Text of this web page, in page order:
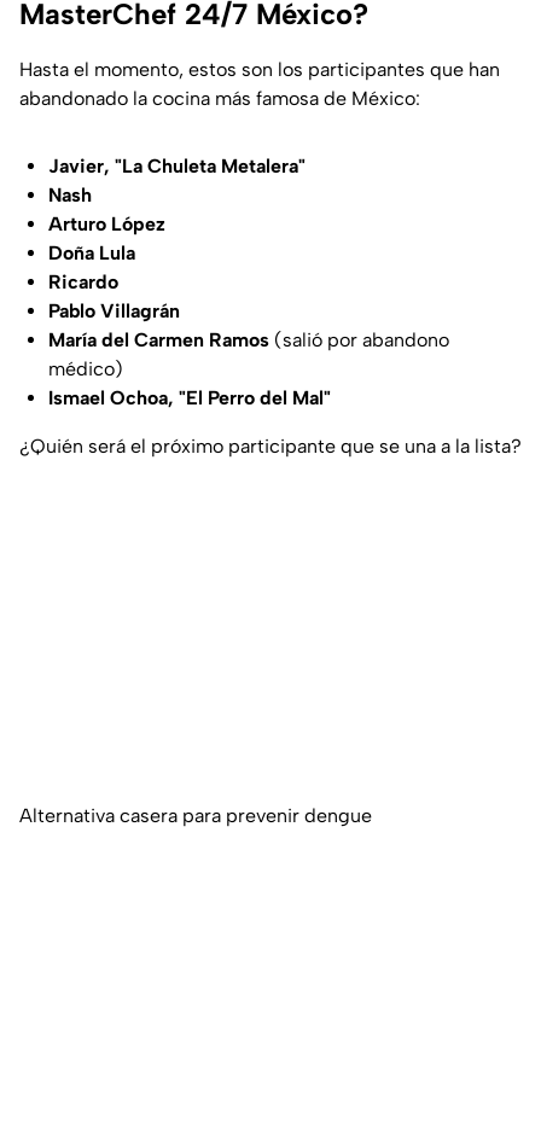
MasterChef 24/7 México?
Hasta el momento, estos son los participantes que han
abandonado la cocina más famosa de México:
Javier, "La Chuleta Metalera"
Nash
Arturo López
Doña Lula
Ricardo
Pablo Villagrán
María del Carmen Ramos (salió por abandono
médico)
Ismael Ochoa, "El Perro del Mal"
¿Quién será el próximo participante que se una a la lista?
Alternativa casera para prevenir dengue